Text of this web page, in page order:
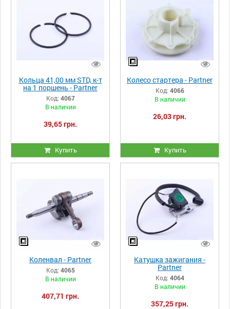
Кольца 41,00 мм STD, к-т
на 1 поршень - Partner
Код: 4067
В наличии
39,65 грн.
Купить
Колесо стартера - Partner
Код: 4066
В наличии
26,03 грн.
Купить
Коленвал - Partner
Код: 4065
В наличии
407,71 грн.
Катушка зажигания -
Partner
Код: 4064
В наличии
357,25 грн.